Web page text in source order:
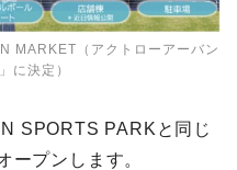
MARKET（アクトローアーバン
に決定）
SPORTS PARKと同じ
ープンします。